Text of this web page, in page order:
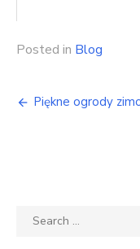
Posted in Blog
Nawigacja
Piękne ogrody
Search